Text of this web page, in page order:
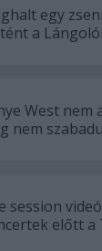
egy
a
West nem
nem
session
előtt a